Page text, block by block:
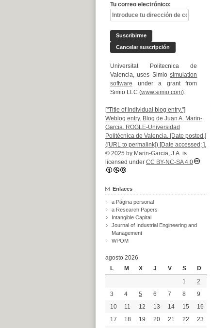
Tu correo electrónico:
Universitat Politecnica de
Valencia, uses Simiosimulation
software under a grant from
Simio LLC (www.simio.com).
["Title of individual blog entry."]
Weblog entry. Blog de Juan A. Marin-
Garcia. ROGLE-Universidad
Politécnica de Valencia. [Date posted.]
([URL to permalink]) [Date accessed; ].
© 2025 by Marin-Garcia, J.A. is
licensed under CC BY-NC-SA 4.0
Enlaces
a Página personal
a Research Papers
Intangible Capital
Journal of Industrial Engineering and
Management
WPOM
agosto 2026
L
M X J V S
D
1
2
3
4 5 6 7 8
9
10
11 12 13 14 15
16
17
18 19 20 21 22
23